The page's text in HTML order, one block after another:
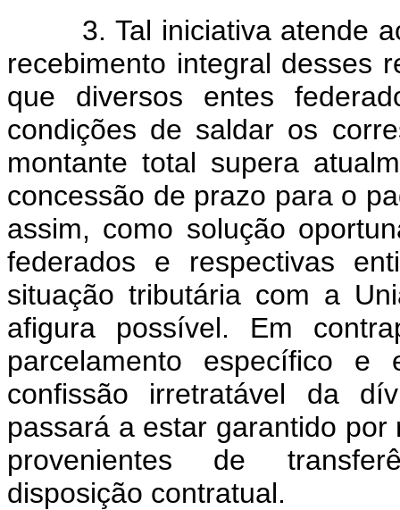
3. Tal iniciativa atende ao
recebimento integral desses
que diversos entes
condições de saldar os
montante total supera
concessão de prazo para o
assim, como solução
federados e respectivas
situação tributária com a
afigura possível. Em
parcelamento específico e
confissão irretratável da
passará a estar garantido
provenientes de
disposição contratual.